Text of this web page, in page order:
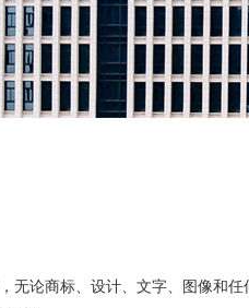
无论商标、设计、文字、图像和